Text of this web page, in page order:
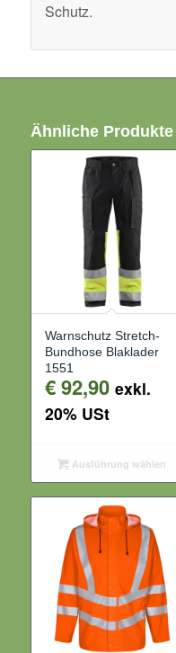
Schutz.
Ähnliche Produkte
Warnschutz Stretch-
Bundhose Blaklader
1551
€92,90 exkl.
20% USt
Ausführung wählen